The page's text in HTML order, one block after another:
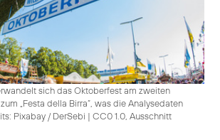
sich das Oktoberfest am zweiten
„Festa della Birra”, was die Analysedaten
Pixabay / DerSebi | CC0 1.0, Ausschnitt